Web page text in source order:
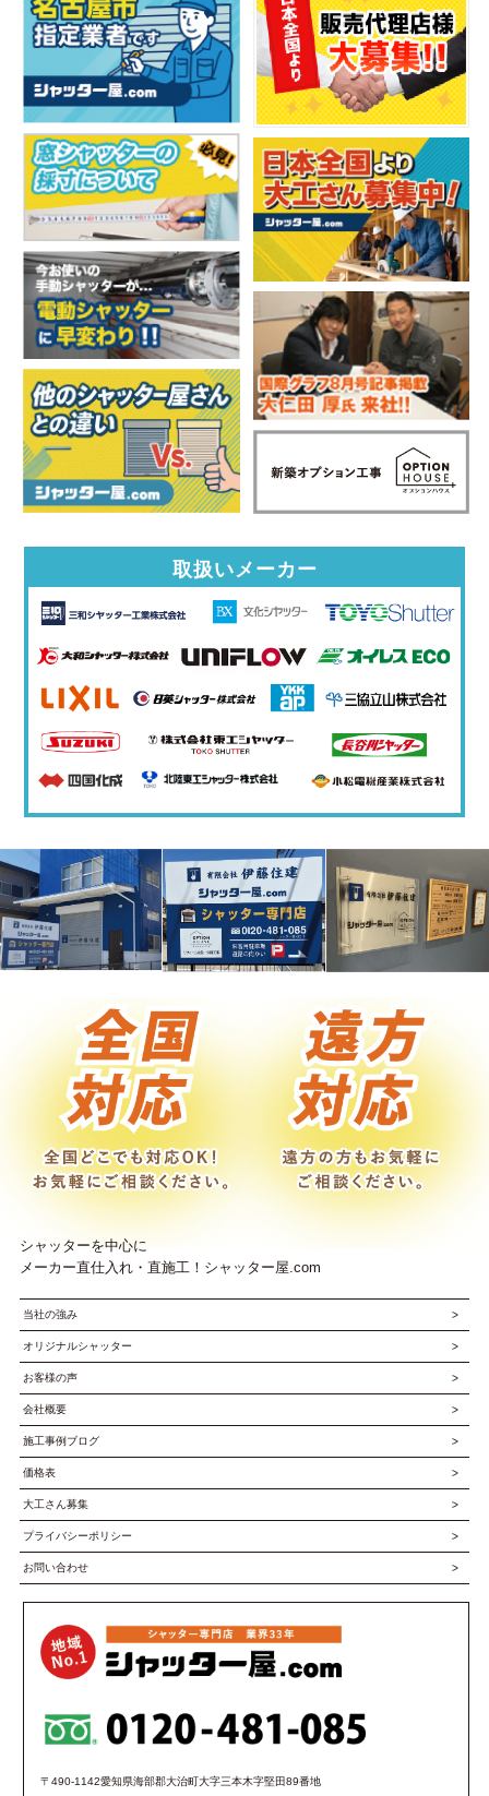
取扱いメーカー
シャッターを中心に
メーカー直仕入れ・直施工！シャッター屋.com
当社の強み
オリジナルシャッター
お客様の声
会社概要
施工事例ブログ
価格表
大工さん募集
プライバシーポリシー
お問い合わせ
〒490-1142愛知県海部郡大治町大字三本木字堅田89番地